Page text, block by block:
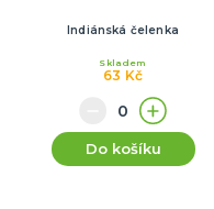
Indiánská čelenka
63 Kč
Skladem
Do košíku